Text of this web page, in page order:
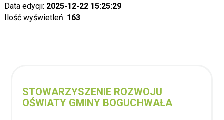
Data edycji: 2025-12-22 15:25:29
Ilość wyświetleń: 163
STOWARZYSZENIE ROZWOJU
OŚWIATY GMINY BOGUCHWAŁA